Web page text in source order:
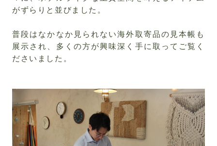
がずらりと並びました。
普段はなかなか見られない海外取寄品の見本帳も
展示され、多くの方が興味深く手に取ってご覧く
ださいました。